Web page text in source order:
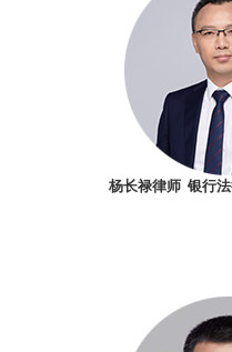
杨长禄律师 银行